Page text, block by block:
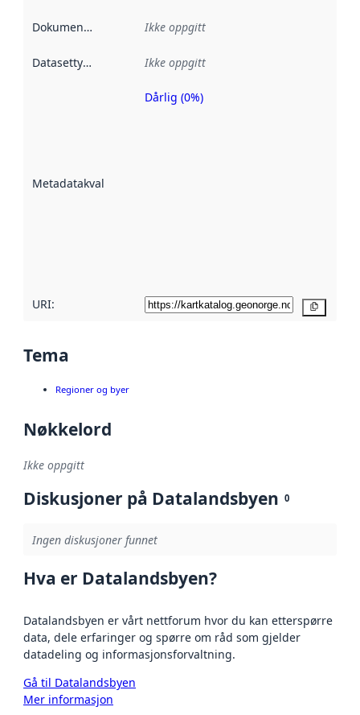
Dokumentasjon Ikke oppgitt
Datasettype Ikke oppgitt
Metadatakvalitet
Metadatakvalitet
Dårlig (0%)
URI:
Tema
Regioner og byer
Nøkkelord
Ikke oppgitt
Diskusjoner på Datalandsbyen 0
Ingen diskusjoner funnet
Hva er Datalandsbyen?
Datalandsbyen er vårt nettforum hvor du kan etterspørre
data, dele erfaringer og spørre om råd som gjelder
datadeling og informasjonsforvaltning.
Gå til Datalandsbyen
Mer informasjon